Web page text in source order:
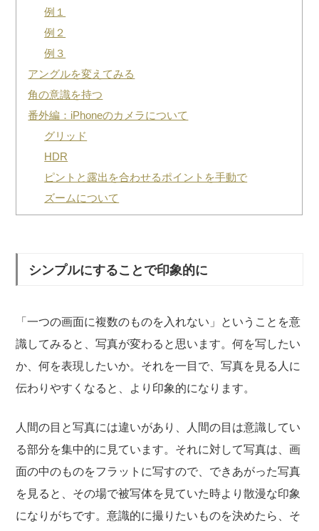
例１
例２
例３
アングルを変えてみる
角の意識を持つ
番外編：iPhoneのカメラについて
グリッド
HDR
ピントと露出を合わせるポイントを手動で
ズームについて
シンプルにすることで印象的に
「一つの画面に複数のものを入れない」ということを意
識してみると、写真が変わると思います。何を写したい
か、何を表現したいか。それを一目で、写真を見る人に
伝わりやすくなると、より印象的になります。
人間の目と写真には違いがあり、人間の目は意識してい
る部分を集中的に見ています。それに対して写真は、画
面の中のものをフラットに写すので、できあがった写真
を見ると、その場で被写体を見ていた時より散漫な印象
になりがちです。意識的に撮りたいものを決めたら、そ